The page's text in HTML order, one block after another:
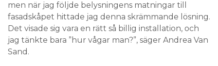
men när jag följde belysningens matningar till
fasadskåpet hittade jag denna skrämmande lösning.
Det visade sig vara en rätt så billig installation, och
jag tänkte bara ”hur vågar man?”, säger Andrea Van
Sand.